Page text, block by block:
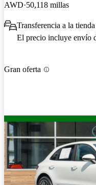
AWD 50,118 millas
Transferencia a la
El precio incluye envío
Gran oferta